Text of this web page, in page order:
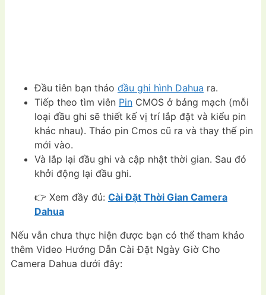
Đầu tiên bạn tháo đầu ghi hình Dahua ra.
Tiếp theo tìm viên Pin CMOS ở bảng mạch (mỗi
loại đầu ghi sẽ thiết kế vị trí lắp đặt và kiểu pin
khác nhau). Tháo pin Cmos cũ ra và thay thế pin
mới vào.
Và lắp lại đầu ghi và cập nhật thời gian. Sau đó
khởi động lại đầu ghi.
👉 Xem đầy đủ: Cài Đặt Thời Gian Camera
Dahua
Nếu vẫn chưa thực hiện được bạn có thể tham khảo
thêm Video Hướng Dẫn Cài Đặt Ngày Giờ Cho
Camera Dahua dưới đây: